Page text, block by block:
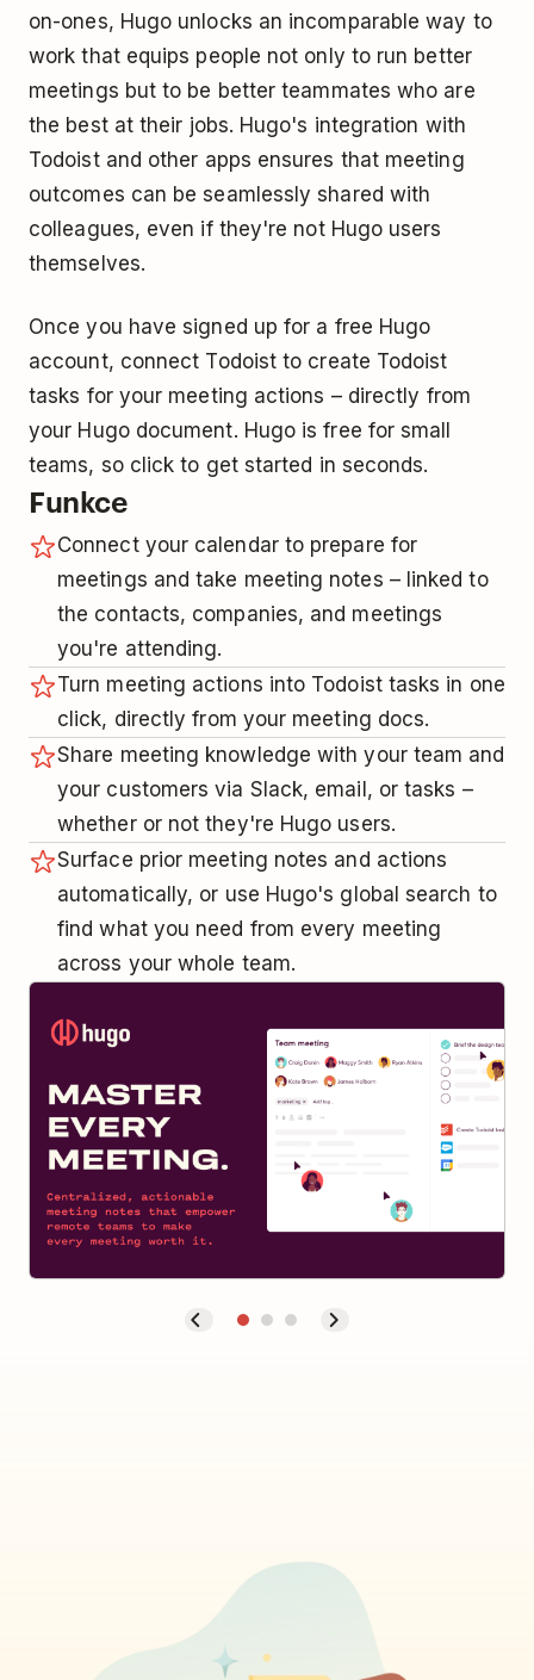
on-ones, Hugo unlocks an incomparable way to
work that equips people not only to run better
meetings but to be better teammates who are
the best at their jobs. Hugo's integration with
Todoist and other apps ensures that meeting
outcomes can be seamlessly shared with
colleagues, even if they're not Hugo users
themselves.
Once you have signed up for a free Hugo
account, connect Todoist to create Todoist
tasks for your meeting actions – directly from
your Hugo document. Hugo is free for small
teams, so click to get started in seconds.
Funkce
Connect your calendar to prepare for
meetings and take meeting notes – linked to
the contacts, companies, and meetings
you're attending.
Turn meeting actions into Todoist tasks in one
click, directly from your meeting docs.
Share meeting knowledge with your team and
your customers via Slack, email, or tasks –
whether or not they're Hugo users.
Surface prior meeting notes and actions
automatically, or use Hugo's global search to
find what you need from every meeting
across your whole team.